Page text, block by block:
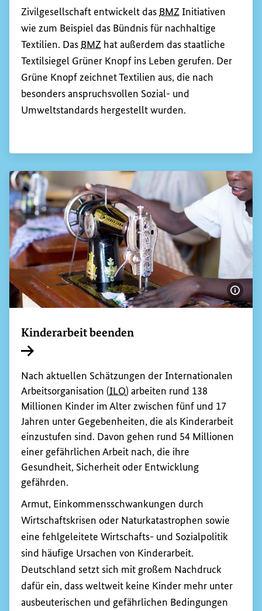
Zivilgesellschaft entwickelt das BMZInitiativen
wie zum Beispiel das Bündnis für nachhaltige
Textilien. Das BMZ hat außerdem das staatliche
Textilsiegel Grüner Knopf ins Leben gerufen. Der
Grüne Knopf zeichnet Textilien aus, die nach
besonders anspruchsvollen Sozial- und
Umweltstandards hergestellt wurden.
Kinderarbeit beenden
Nach aktuellen Schätzungen der Internationalen
Arbeitsorganisation (ILO) arbeiten rund 138
Millionen Kinder im Alter zwischen fünf und 17
Jahren unter Gegebenheiten, die als Kinderarbeit
einzustufen sind. Davon gehen rund 54 Millionen
einer gefährlichen Arbeit nach, die ihre
Gesundheit, Sicherheit oder Entwicklung
gefährden.
Armut, Einkommensschwankungen durch
Wirtschaftskrisen oder Naturkatastrophen sowie
eine fehlgeleitete Wirtschafts- und Sozialpolitik
sind häufige Ursachen von Kinderarbeit.
Deutschland setzt sich mit großem Nachdruck
dafür ein, dass weltweit keine Kinder mehr unter
ausbeuterischen und gefährlichen Bedingungen